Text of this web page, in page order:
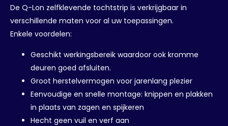
De Q-Lon zelfklevende tochtstrip is verkrijgbaar in
verschillende maten voor al uw toepassingen.
Enkele voordelen:
Geschikt werkingsbereik waardoor ook kromme
deuren goed afsluiten.
Groot herstelvermogen voor jarenlang plezier
Eenvoudige en snelle montage: knippen en plakken
in plaats van zagen en spijkeren
Hecht geen vuil en verf aan